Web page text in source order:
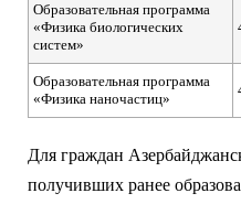
Образовательная программа
«Физика биологических
систем»
Образовательная программа
«Физика наночастиц»
Для граждан
получивших ранее